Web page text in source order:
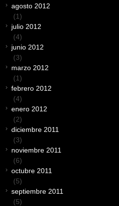
agosto 2012
(1)
julio 2012
(4)
junio 2012
(3)
marzo 2012
(1)
febrero 2012
(4)
enero 2012
(2)
diciembre 2011
(3)
noviembre 2011
(6)
octubre 2011
(5)
septiembre 2011
(5)